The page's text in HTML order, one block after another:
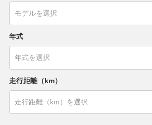
年式
走行距離（km）